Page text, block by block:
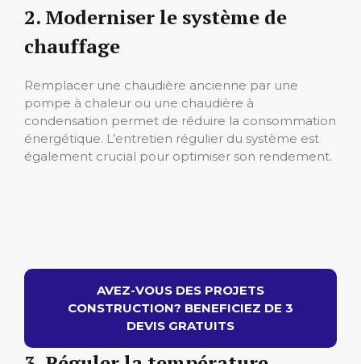
2. Moderniser le système de
chauffage
Remplacer une chaudière ancienne par une
pompe à chaleur ou une chaudière à
condensation permet de réduire la consommation
énergétique. L’entretien régulier du système est
également crucial pour optimiser son rendement.
AVEZ-VOUS DES PROJETS
CONSTRUCTION? BENEFICIEZ DE 3
DEVIS GRATUITS